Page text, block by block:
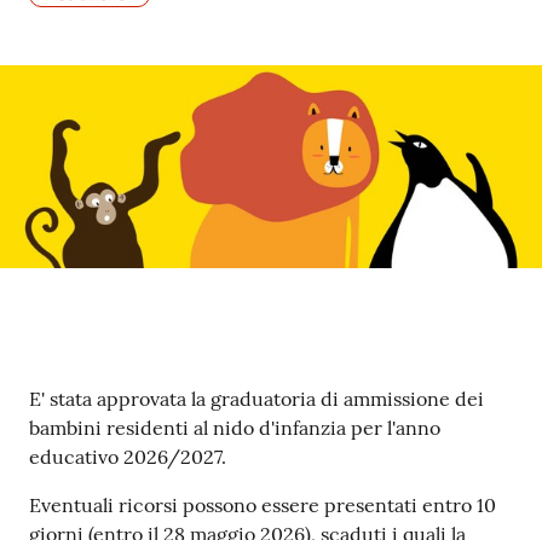
e
l
i
s
m
gli
argomenti...
Seguici
Contenuto
E' stata approvata la graduatoria di ammissione dei
bambini residenti al nido d'infanzia per l'anno
educativo 2026/2027.
Eventuali ricorsi possono essere presentati entro 10
giorni (entro il 28 maggio 2026), scaduti i quali la